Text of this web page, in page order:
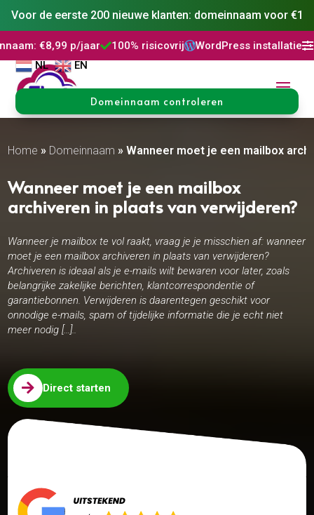
Voor de eerste 200 nieuwe klanten: domeinnaam voor €1
jaar100% risicovrij WordPress installatieDNS Beheer
NL
EN
Domeinnaam controleren
Home » Domeinnaam »Wanneer moet je een mailbox
Wanneer moet je een mailbox
archiveren in plaats van verwijderen?
Wanneer je mailbox te vol raakt, vraag je je misschien af: wanneer
moet je een mailbox archiveren in plaats van verwijderen?
Archiveren is ideaal als je e-mails wilt bewaren voor later, zoals
belangrijke zakelijke berichten, klantcorrespondentie of
garantiebonnen. Verwijderen is daarentegen geschikt voor
onnodige e-mails, spam of tijdelijke informatie die je echt niet
meer nodig […]..
 Direct starten